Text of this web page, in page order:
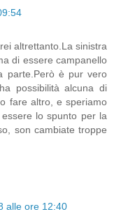
altrettanto.La sinistra
di essere campanello
parte.Però è pur vero
possibilità alcuna di
fare altro, e speriamo
lo spunto per la
son cambiate troppe
alle ore 12:40